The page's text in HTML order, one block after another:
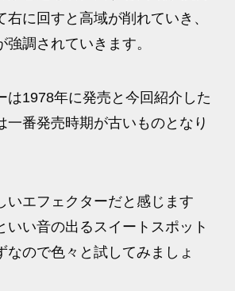
右に回すと高域が削れていき、
調されていきます。
は1978年に発売と今回紹介した
一番発売時期が古いものとなり
いエフェクターだと感じます
いい音の出るスイートスポット
なので色々と試してみましょ